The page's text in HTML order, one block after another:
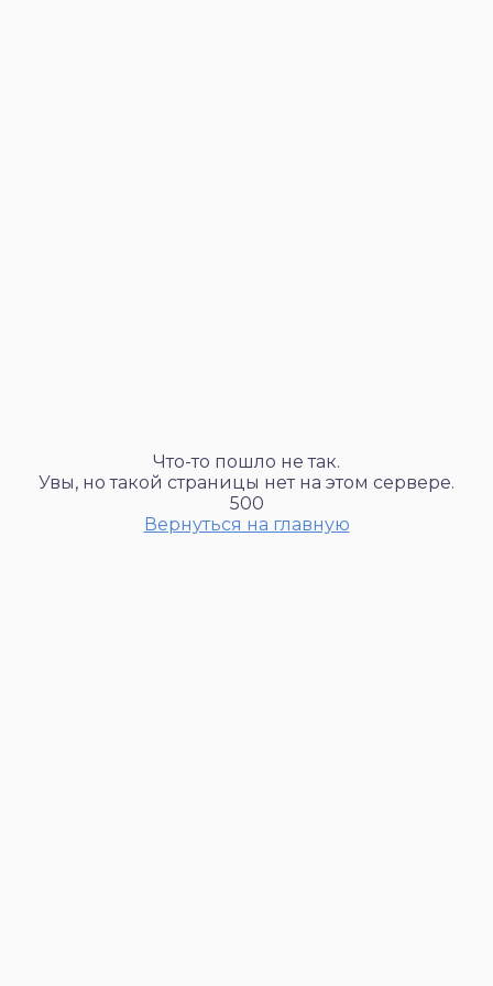
Что-то пошло не так.
Увы, но такой страницы нет на этом сервере.
500
Вернуться на главную